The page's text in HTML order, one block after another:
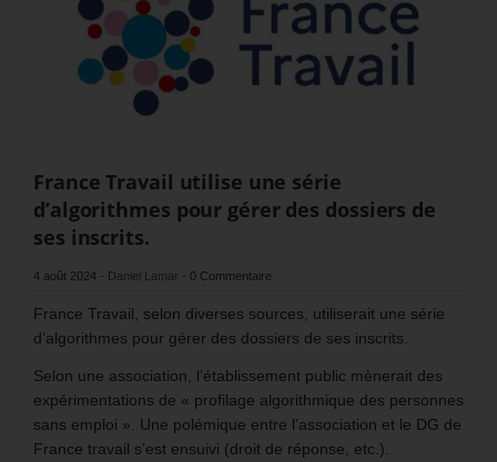
France Travail utilise une série
d’algorithmes pour gérer des dossiers de
ses inscrits.
4 août 2024 - Daniel Lamar - 0 Commentaire
France Travail, selon diverses sources, utiliserait une série
d’algorithmes pour gérer des dossiers de ses inscrits.
Selon une association, l’établissement public mènerait des
expérimentations de « profilage algorithmique des personnes
sans emploi ». Une polémique entre l’association et le DG de
France travail s’est ensuivi (droit de réponse, etc.).